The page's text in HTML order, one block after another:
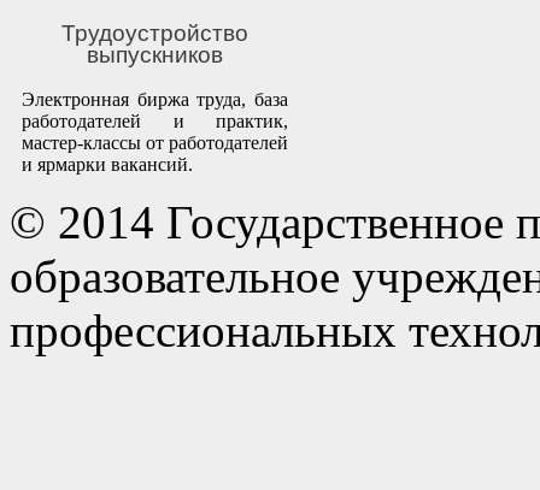
Трудоустройство
выпускников
Электронная биржа труда, база
работодателей и практик,
мастер-классы от работодателей
и ярмарки вакансий.
© 2014 Государственное
образовательное
профессиональных